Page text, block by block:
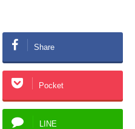
Share
Pocket
LINE